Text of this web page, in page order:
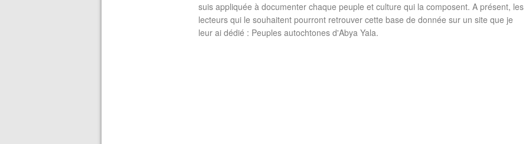
suis appliquée à documenter chaque peuple et culture qui la composent. A présent, les
lecteurs qui le souhaitent pourront retrouver cette base de donnée sur un site que je
leur ai dédié : Peuples autochtones d'Abya Yala.